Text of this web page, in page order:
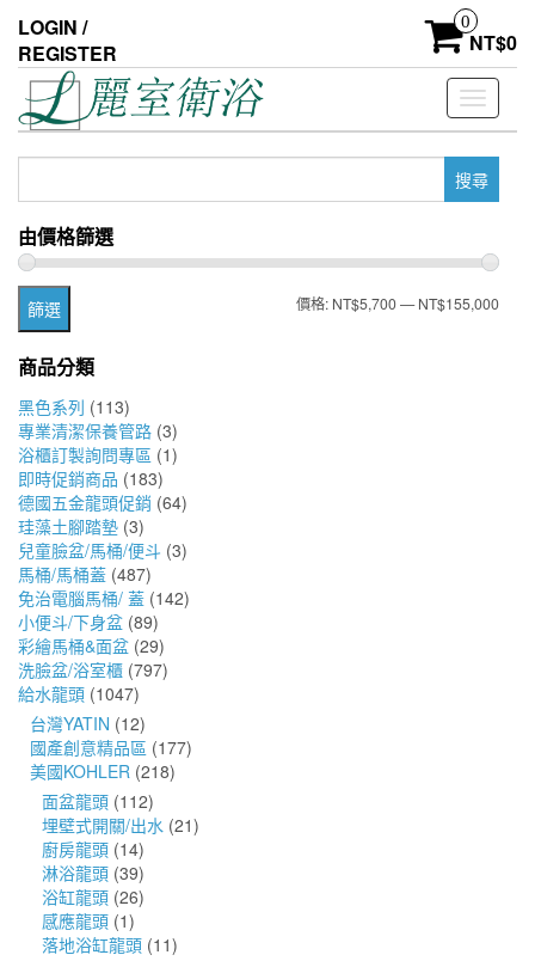
the
content
LOGIN /
REGISTER
0
NT$0
Toggle
鍵
字:
由價格篩選
最最
篩選 價格: NT$5,700—NT$155,000
商品分類
黑色系列 (113)
專業清潔保養管路 (3)
浴櫃訂製詢問專區 (1)
即時促銷商品 (183)
德國五金龍頭促銷 (64)
珪藻土腳踏墊 (3)
兒童臉盆/馬桶/便斗 (3)
馬桶/馬桶蓋 (487)
免治電腦馬桶/ 蓋 (142)
小便斗/下身盆 (89)
彩繪馬桶&面盆 (29)
洗臉盆/浴室櫃 (797)
給水龍頭 (1047)
台灣YATIN (12)
國產創意精品區 (177)
美國KOHLER (218)
面盆龍頭 (112)
埋壁式開關/出水 (21)
廚房龍頭 (14)
淋浴龍頭 (39)
浴缸龍頭 (26)
感應龍頭 (1)
落地浴缸龍頭 (11)